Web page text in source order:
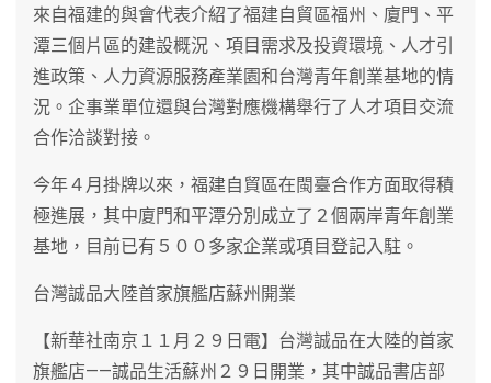
來自福建的與會代表介紹了福建自貿區福州、廈門、平
潭三個片區的建設概況、項目需求及投資環境、人才引
進政策、人力資源服務產業園和台灣青年創業基地的情
況。企事業單位還與台灣對應機構舉行了人才項目交流
合作洽談對接。
今年４月掛牌以來，福建自貿區在閩臺合作方面取得積
極進展，其中廈門和平潭分別成立了２個兩岸青年創業
基地，目前已有５００多家企業或項目登記入駐。
台灣誠品大陸首家旗艦店蘇州開業
【新華社南京１１月２９日電】台灣誠品在大陸的首家
旗艦店——誠品生活蘇州２９日開業，其中誠品書店部